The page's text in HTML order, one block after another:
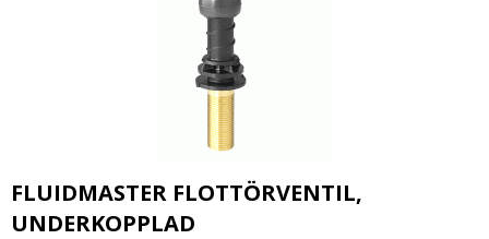
FLUIDMASTER FLOTTÖRVENTIL,
UNDERKOPPLAD